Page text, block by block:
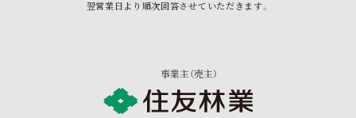
翌営業日より順次回答させていただきます。
事業主（売主）